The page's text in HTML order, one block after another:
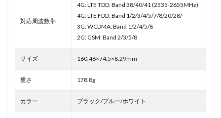
対応周波数帯
4G: LTE TDD: Band 38/40/41 (2535-2655MHz)
4G: LTE FDD: Band 1/2/3/4/5/7/8/20/28/
3G: WCDMA: Band 1/2/4/5/8
2G: GSM: Band 2/3/5/8
サイズ 160.46×74.5×8.29mm
重さ 178.8g
カラー ブラック/ブルー/ホワイト